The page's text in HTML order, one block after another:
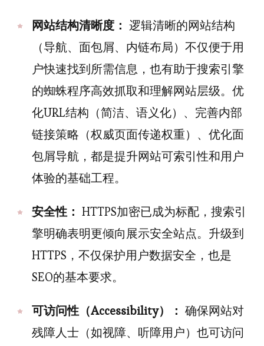
网站结构清晰度： 逻辑清晰的网站结构
（导航、面包屑、内链布局）不仅便于用
户快速找到所需信息，也有助于搜索引擎
的蜘蛛程序高效抓取和理解网站层级。优
化URL结构（简洁、语义化）、完善内部
链接策略（权威页面传递权重）、优化面
包屑导航，都是提升网站可索引性和用户
体验的基础工程。
安全性： HTTPS加密已成为标配，搜索引
擎明确表明更倾向展示安全站点。升级到
HTTPS，不仅保护用户数据安全，也是
SEO的基本要求。
可访问性（Accessibility）： 确保网站对
残障人士（如视障、听障用户）也可访问